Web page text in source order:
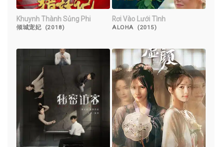
Khuynh Thành Sủng Phi
倾城宠妃 (2018)
Rơi Vào Lưới Tình
ALOHA (2015)